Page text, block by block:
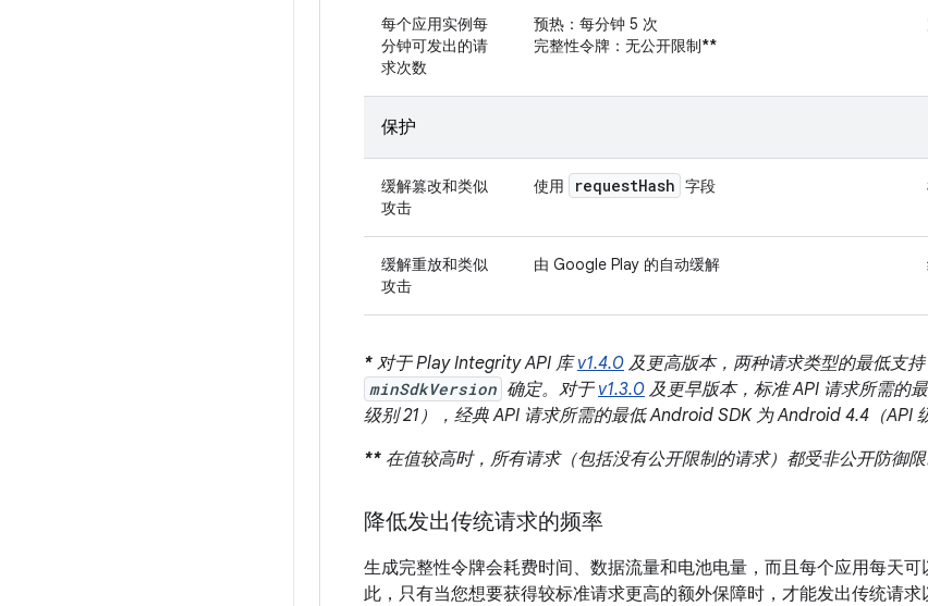
每个应用实例每
分钟可发出的请
求次数
预热：每分钟 5 次
完整性令牌：无公开限制**
保护
缓解篡改和类似
攻击
使用 requestHash 字段
缓解重放和类似
攻击
由 Google Play 的自动缓解
* 对于 Play Integrity API 库v1.4.0 及更高版本，两种请求类型的最低支
minSdkVersion 确定。对于 v1.3.0 及更早版本，标准 API 请求所需的
级别 21），经典 API 请求所需的最低 Android SDK 为 Android 4.4（API
** 在值较高时，所有请求（包括没有公开限制的请求）都受非公开防御限
降低发出传统请求的频率
生成完整性令牌会耗费时间、数据流量和电池电量，而且每个应用每天
此，只有当您想要获得较标准请求更高的额外保障时，才能发出传统请